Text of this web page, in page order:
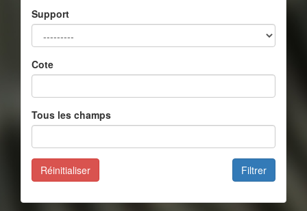
Support
Cote
Tous les champs
Filtrer
Réinitialiser